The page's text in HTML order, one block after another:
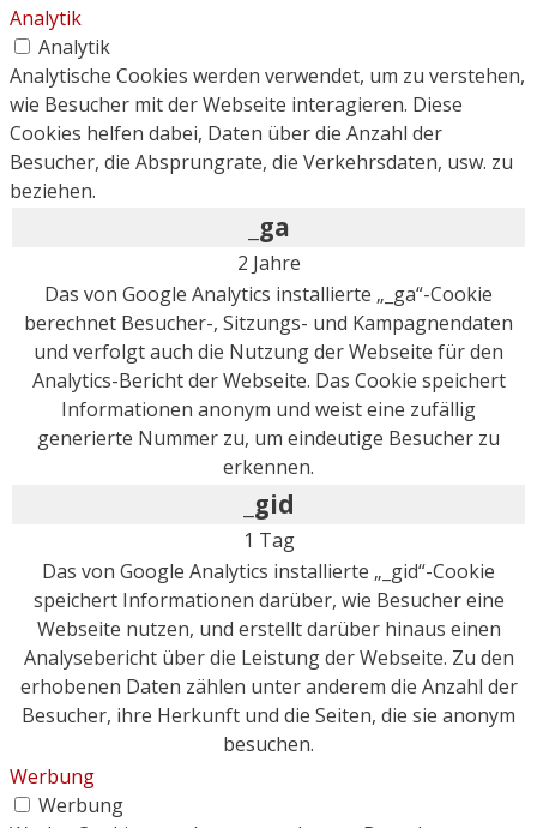
Analytik
Analytik
Analytische Cookies werden verwendet, um zu verstehen,
wie Besucher mit der Webseite interagieren. Diese
Cookies helfen dabei, Daten über die Anzahl der
Besucher, die Absprungrate, die Verkehrsdaten, usw. zu
beziehen.
_ga
2 Jahre
Das von Google Analytics installierte „_ga“-Cookie
berechnet Besucher-, Sitzungs- und Kampagnendaten
und verfolgt auch die Nutzung der Webseite für den
Analytics-Bericht der Webseite. Das Cookie speichert
Informationen anonym und weist eine zufällig
generierte Nummer zu, um eindeutige Besucher zu
erkennen.
_gid
1 Tag
Das von Google Analytics installierte „_gid“-Cookie
speichert Informationen darüber, wie Besucher eine
Webseite nutzen, und erstellt darüber hinaus einen
Analysebericht über die Leistung der Webseite. Zu den
erhobenen Daten zählen unter anderem die Anzahl der
Besucher, ihre Herkunft und die Seiten, die sie anonym
besuchen.
Werbung
Werbung